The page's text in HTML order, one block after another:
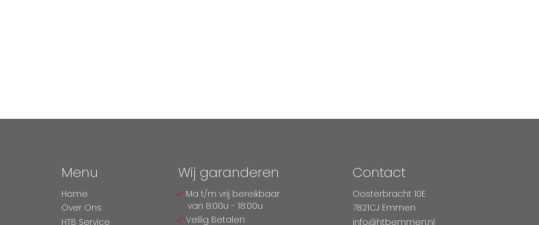
Menu
Home
Over Ons
HTB Service
Wij garanderen
Ma t/m vrij bereikbaar
van 8:00u - 18:00u
Veilig Betalen
Contact
Oosterbracht 10E
7821CJ Emmen
info@htbemmen.nl